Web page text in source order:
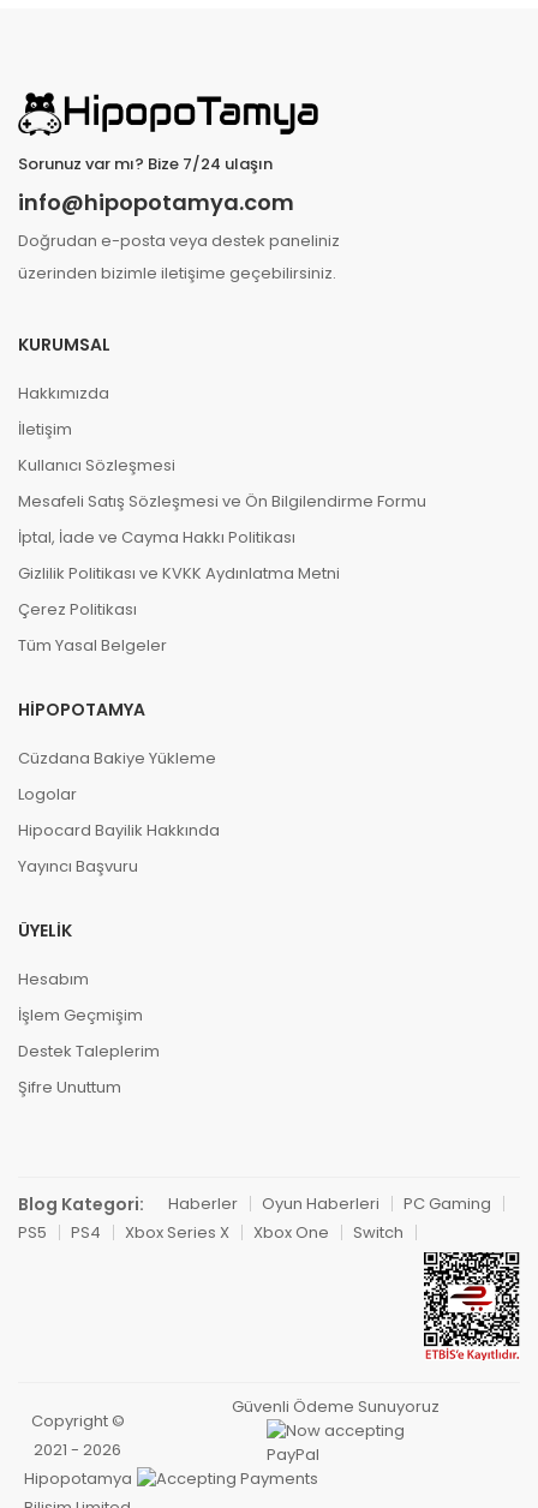
Sorunuz var mı? Bize 7/24 ulaşın
info@hipopotamya.com
Doğrudan e-posta veya destek paneliniz
üzerinden bizimle iletişime geçebilirsiniz.
KURUMSAL
Hakkımızda
İletişim
Kullanıcı Sözleşmesi
Mesafeli Satış Sözleşmesi ve Ön Bilgilendirme Formu
İptal, İade ve Cayma Hakkı Politikası
Gizlilik Politikası ve KVKK Aydınlatma Metni
Çerez Politikası
Tüm Yasal Belgeler
HIPOPOTAMYA
Cüzdana Bakiye Yükleme
Logolar
Hipocard Bayilik Hakkında
Yayıncı Başvuru
ÜYELIK
Hesabım
İşlem Geçmişim
Destek Taleplerim
Şifre Unuttum
Blog Kategori: Haberler Oyun Haberleri
PC Gaming
PS5
PS4 Xbox Series X Xbox One Switch
Copyright ©
2021 - 2026
Hipopotamya
Güvenli Ödeme Sunuyoruz